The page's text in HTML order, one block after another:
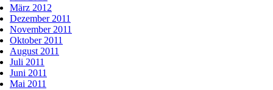
März 2012
Dezember 2011
November 2011
Oktober 2011
August 2011
Juli 2011
Juni 2011
Mai 2011